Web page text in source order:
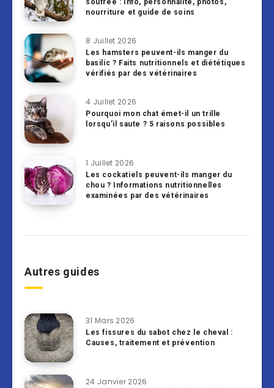
soufrée : Info, personnalité, photos,
nourriture et guide de soins
8 Juillet 2026
Les hamsters peuvent-ils manger du
basilic ? Faits nutritionnels et diététiques
vérifiés par des vétérinaires
4 Juillet 2026
Pourquoi mon chat émet-il un trille
lorsqu’il saute ? 5 raisons possibles
1 Juillet 2026
Les cockatiels peuvent-ils manger du
chou ? Informations nutritionnelles
examinées par des vétérinaires
Autres guides
31 Mars 2026
Les fissures du sabot chez le cheval :
Causes, traitement et prévention
24 Janvier 2026